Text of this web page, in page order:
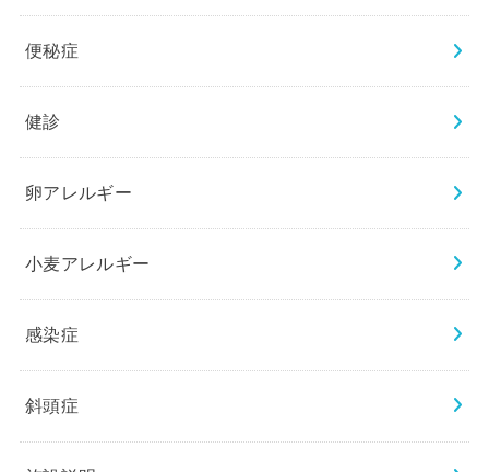
便秘症
健診
卵アレルギー
小麦アレルギー
感染症
斜頭症